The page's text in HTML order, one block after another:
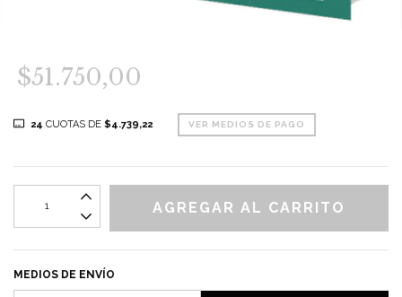
$51.750,00
24 CUOTAS DE$4.739,22 VER MEDIOS DE PAGO
MEDIOS DE ENVÍO